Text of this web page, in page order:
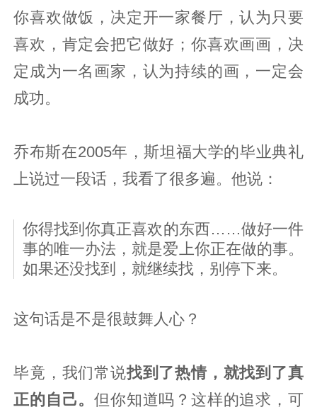
你喜欢做饭，决定开一家餐厅，认为只要
喜欢，肯定会把它做好；你喜欢画画，决
定成为一名画家，认为持续的画，一定会
成功。
乔布斯在2005年，斯坦福大学的毕业典礼
上说过一段话，我看了很多遍。他说：
你得找到你真正喜欢的东西……做好一件
事的唯一办法，就是爱上你正在做的事。
如果还没找到，就继续找，别停下来。
这句话是不是很鼓舞人心？
毕竟，我们常说找到了热情，就找到了真
正的自己。但你知道吗？这样的追求，可